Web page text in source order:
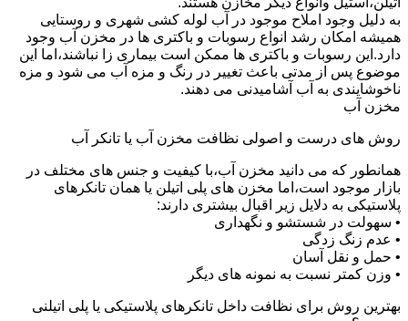
به دلیل وجود املاح موجود در آب لوله کشی شهری و روستایی
همیشه امکان رشد انواع رسوبات و باکتری ها در مخزن آب وجود
دارد.این رسوبات و باکتری ها ممکن است بیماری زا نباشند،اما این
موضوع پس از مدتی باعث تغییر در رنگ و مزه آب می شود و مزه
ناخوشایندی به آب آشامیدنی می دهند.
مخزن آب
روش های درست و اصولی نظافت مخزن آب یا تانکر آب
همانطور که می دانید مخزن آب،با کیفیت و جنس های مختلف در
بازار موجود است،اما مخزن های پلی اتیلن یا همان تانکرهای
پلاستیکی به دلایل زیر اقبال بیشتری دارند:
• سهولت در شستشو و نگهداری
• عدم زنگ زدگی
• حمل و نقل آسان
• وزن کمتر نسبت به نمونه های دیگر
بهترین روش برای نظافت داخل تانکرهای پلاستیکی یا پلی اتیلنی